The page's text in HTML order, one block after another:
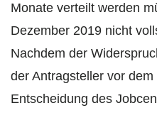
Monate verteilt werden
Dezember 2019 nicht
Nachdem der
der Antragsteller vor
Entscheidung des